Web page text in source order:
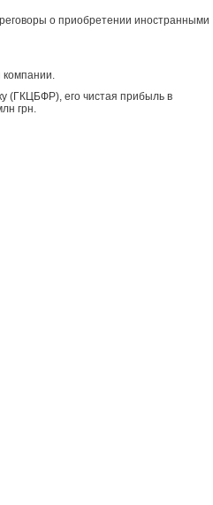
о приобретении иностранными
компании.
(ГКЦБФР), его чистая прибыль в
грн.